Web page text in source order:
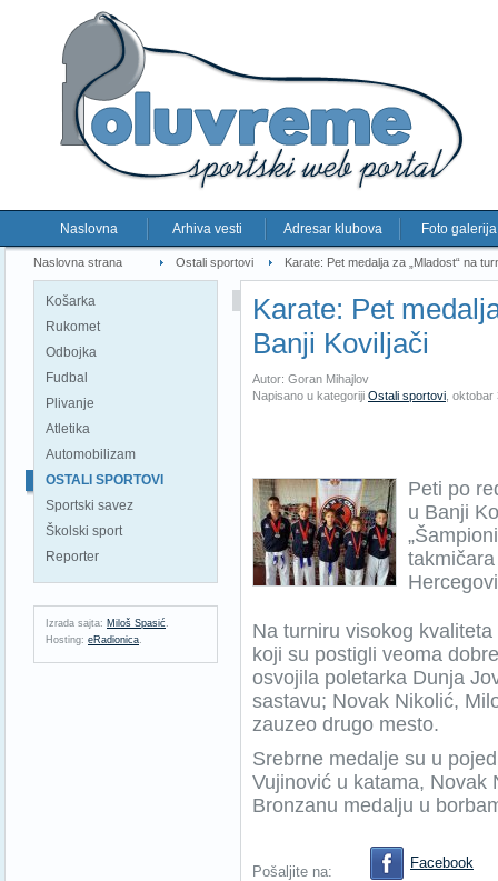
Naslovna Arhiva vesti Adresar klubova Foto galerija
Naslovna strana Ostali sportovi Karate: Pet medalja za „Mladost“ na
Košarka
Rukomet
Odbojka
Fudbal
Plivanje
Atletika
Automobilizam
OSTALI SPORTOVI
Sportski savez
Školski sport
Reporter
Izrada sajta: Miloš Spasić .
Hosting: eRadionica.
Karate: Pet
Banji Koviljači
Autor: Goran Mihajlov
Napisano u kategoriji Ostali sportovi oktobar
Peti po
u Banji
Na turniru visokog
koji su postigli veoma
osvojila poletarka Dunja
sastavu; Novak Nikolić,
zauzeo drugo mesto.
Srebrne medalje su u
Vujinović u katama, Novak
Bronzanu medalju u
Pošaljite na:
Facebook